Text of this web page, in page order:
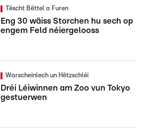
Tëscht Bëttel a Furen
Eng 30 wäiss Storchen hu sech op
engem Feld néiergelooss
Warscheinlech un Hëtzschléi
Dréi Léiwinnen am Zoo vun Tokyo
gestuerwen